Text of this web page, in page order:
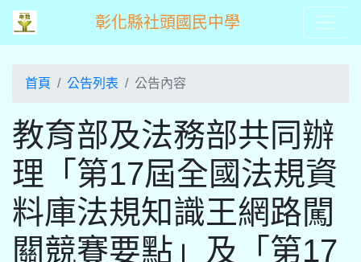
彰化縣社頭國民中學
首頁 公告列表 公告內容
教育部及法務部共同辦
理「第17屆全國法規資
料庫法規知識王網路闖
關競賽要點」及「第17